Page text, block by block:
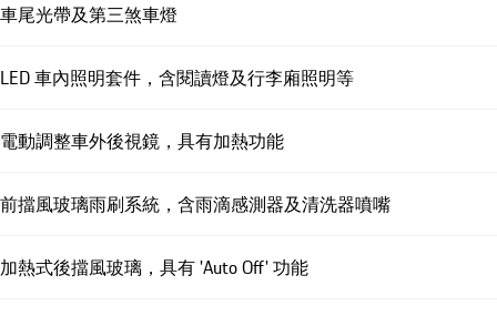
車尾光帶及第三煞車燈
LED 車內照明套件，含閱讀燈及行李廂照明等
電動調整車外後視鏡，具有加熱功能
前擋風玻璃雨刷系統，含雨滴感測器及清洗器噴嘴
加熱式後擋風玻璃，具有 'Auto Off' 功能